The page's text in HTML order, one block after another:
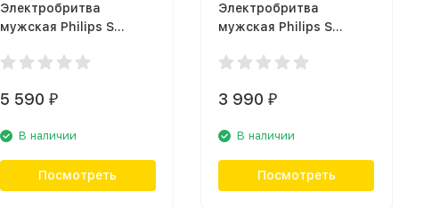
Электробритва
мужская Philips S
5 590 ₽
В наличии
Посмотреть
Электробритва
мужская Philips S
3 990₽
В наличии
Посмотреть